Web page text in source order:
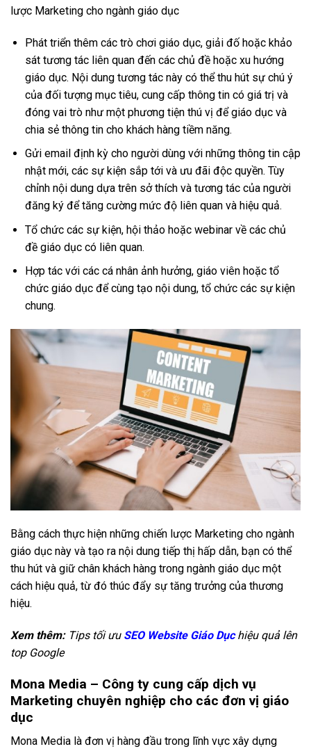
lược Marketing cho ngành giáo dục
Phát triển thêm các trò chơi giáo dục, giải đố hoặc khảo
sát tương tác liên quan đến các chủ đề hoặc xu hướng
giáo dục. Nội dung tương tác này có thể thu hút sự chú ý
của đối tượng mục tiêu, cung cấp thông tin có giá trị và
đóng vai trò như một phương tiện thú vị để giáo dục và
chia sẻ thông tin cho khách hàng tiềm năng.
Gửi email định kỳ cho người dùng với những thông tin cập
nhật mới, các sự kiện sắp tới và ưu đãi độc quyền. Tùy
chỉnh nội dung dựa trên sở thích và tương tác của người
đăng ký để tăng cường mức độ liên quan và hiệu quả.
Tổ chức các sự kiện, hội thảo hoặc webinar về các chủ
đề giáo dục có liên quan.
Hợp tác với các cá nhân ảnh hưởng, giáo viên hoặc tổ
chức giáo dục để cùng tạo nội dung, tổ chức các sự kiện
chung.
Bằng cách thực hiện những chiến lược Marketing cho ngành
giáo dục này và tạo ra nội dung tiếp thị hấp dẫn, bạn có thể
thu hút và giữ chân khách hàng trong ngành giáo dục một
cách hiệu quả, từ đó thúc đẩy sự tăng trưởng của thương
hiệu.
Xem thêm: Tips tối ưu SEO Website Giáo Dục hiệu quả lên
top Google
Mona Media – Công ty cung cấp dịch vụ
Marketing chuyên nghiệp cho các đơn vị giáo
dục
Mona Media là đơn vị hàng đầu trong lĩnh vực xây dựng